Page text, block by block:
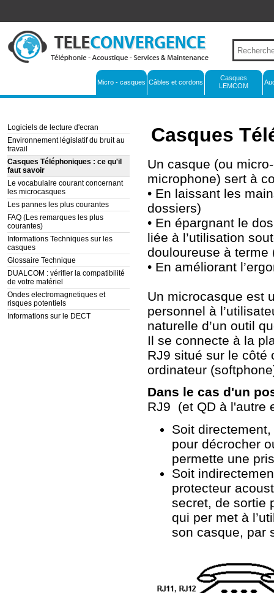
Micro - casques Câbles et cordons
Casques
LEMCOM
Logiciels de lecture d'ecran
Environnement législatif du bruit au
travail
Casques Téléphoniques : ce qu'il
faut savoir
Le vocabulaire courant concernant
les microcasques
Les pannes les plus courantes
FAQ (Les remarques les plus
courantes)
Informations Techniques sur les
casques
Glossaire Technique
DUALCOM : vérifier la compatibilité
de votre matériel
Ondes electromagnetiques et
risques potentiels
Informations sur le DECT
Casques
Un casque (ou
microphone) sert à
• En laissant les
dossiers)
• En épargnant le
liée à l’utilisation
douloureuse à terme
• En améliorant
Un microcasque est
personnel à
naturelle d’un outil
Il se connecte à la
RJ9 situé sur le côté
ordinateur
Dans le cas d'un
RJ9
(et QD à l'autre
Soit
pour décrocher
permette une
Soit
protecteur
secret, de sortie
qui per met à
son casque, par